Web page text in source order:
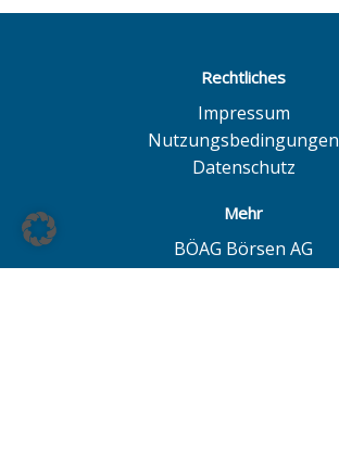
Rechtliches
Impressum
Nutzungsbedingungen
Datenschutz
Mehr
BÖAG Börsen AG
Börse Hamburg